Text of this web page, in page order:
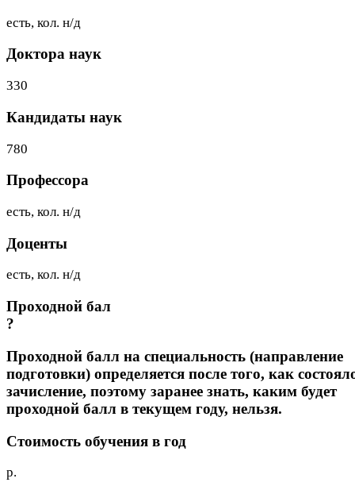
есть, кол. н/д
Доктора наук
330
Кандидаты наук
780
Профессора
есть, кол. н/д
Доценты
есть, кол. н/д
Проходной бал
?
Проходной балл на специальность (направление
подготовки) определяется после того, как
зачисление, поэтому заранее знать, каким будет
проходной балл в текущем году, нельзя.
Стоимость обучения в год
р.